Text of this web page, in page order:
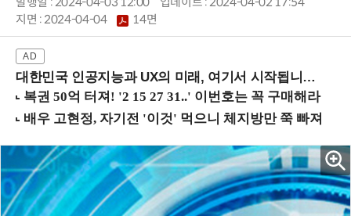
지면 :2024-04-04 14면
대한민국 인공지능과 UX의 미래, 여기서 시작됩니다! (9/2 강남역)